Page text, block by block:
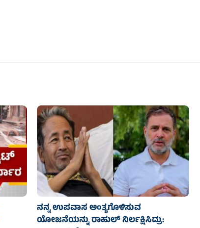
ನನ್ನ ಉಪವಾಸ ಅಂತ್ಯಗೊಳಿಸುವ
ಯೋಜನೆಯನ್ನು ರಾಹುಲ್ ನಿರ್ಲಕ್ಷಿಸಿದ್ರು: